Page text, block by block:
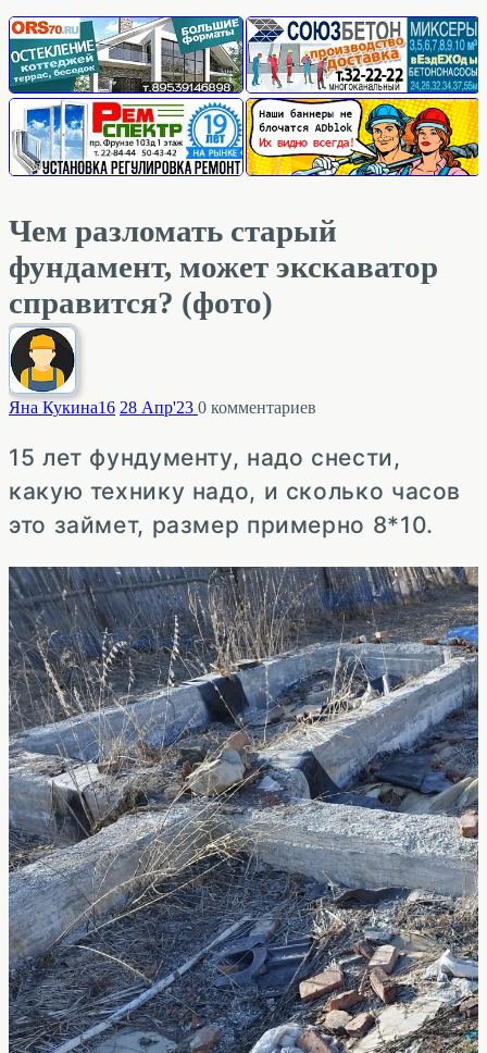
Чем разломать старый
фундамент, может экскаватор
справится? (фото)
Яна Кукина16 28 Апр'23 0 комментариев
15 лет фундументу, надо снести,
какую технику надо, и сколько часов
это займет, размер примерно 8*10.